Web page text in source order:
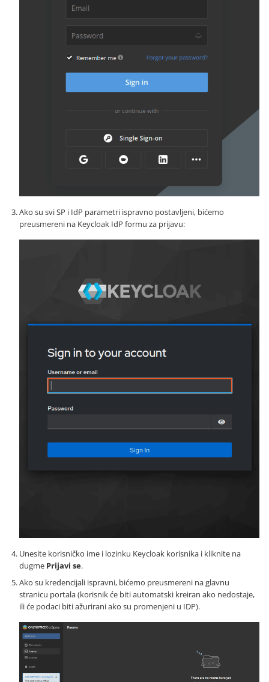
Ako su svi SP i IdP parametri ispravno postavljeni, bićemo
preusmereni na Keycloak IdP formu za prijavu:
Unesite korisničko ime i lozinku Keycloak korisnika i kliknite na
dugme Prijavi se.
Ako su kredencijali ispravni, bićemo preusmereni na glavnu
stranicu portala (korisnik će biti automatski kreiran ako nedostaje,
ili će podaci biti ažurirani ako su promenjeni u IDP).